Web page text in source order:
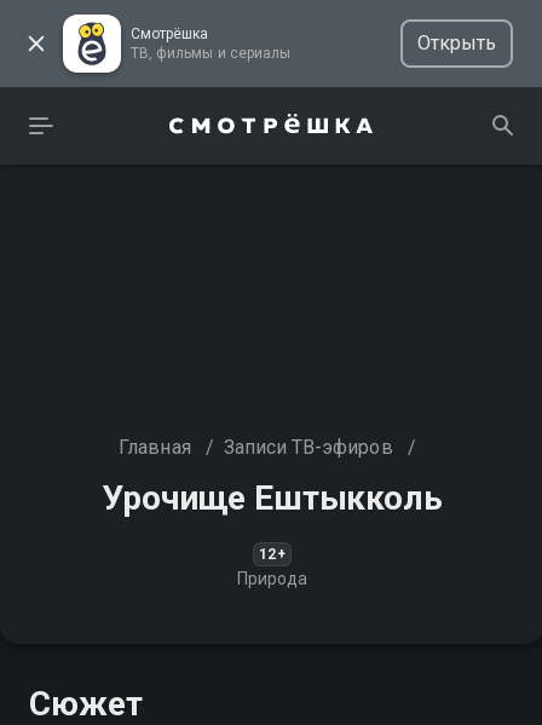
Смотрёшка
ТВ, фильмы и сериалы
Открыть
Главная / Записи ТВ-эфиров /
Урочище Ештыкколь
12+
Природа
Сюжет